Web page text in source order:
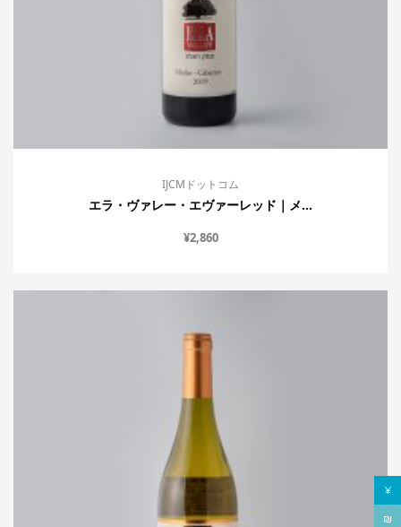
¥
₪
IJCMドットコム
エラ・ヴァレー・エヴァーレッド｜メ...
¥2,860